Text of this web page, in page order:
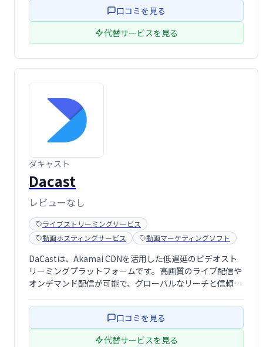
口コミを見る
代替サービスを見る
ダキャスト
Dacast
レビューなし
ライブストリーミングサービス
動画ホスティングサービス
動画マーケティングソフト
DaCastは、Akamai CDNを活用した低遅延のビデオスト
リーミングプラットフォームです。高画質のライブ配信や
オンデマンド配信が可能で、グローバルなリーチと信頼性
口コミを見る
代替サービスを見る